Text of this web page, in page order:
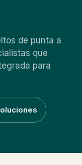
de punta a
que
para